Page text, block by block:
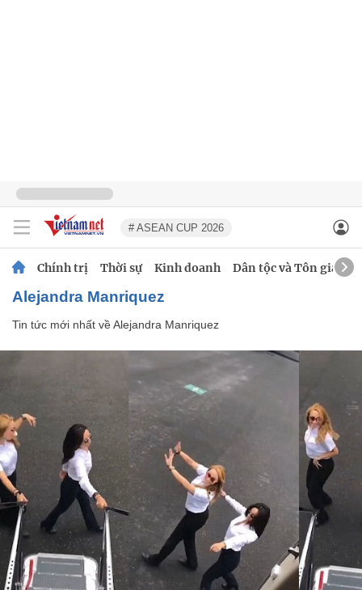
# ASEAN CUP 2026
Chính trị Thời sự Kinh doanh Dân tộc và Tôn giáo
Alejandra Manriquez
Tin tức mới nhất vềAlejandra Manriquez